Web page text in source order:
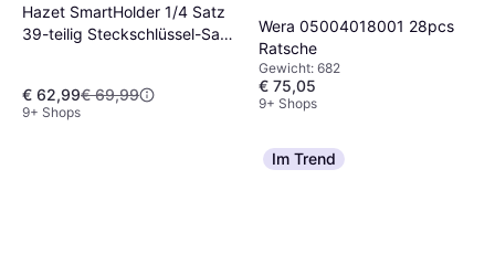
Hazet SmartHolder 1/4 Satz
39-teilig Steckschlüssel-Satz
€ 62,99€ 69,99
9+ Shops
Wera 05004018001 28pcs
Ratsche
Gewicht: 682
€ 75,05
9+ Shops
Im Trend